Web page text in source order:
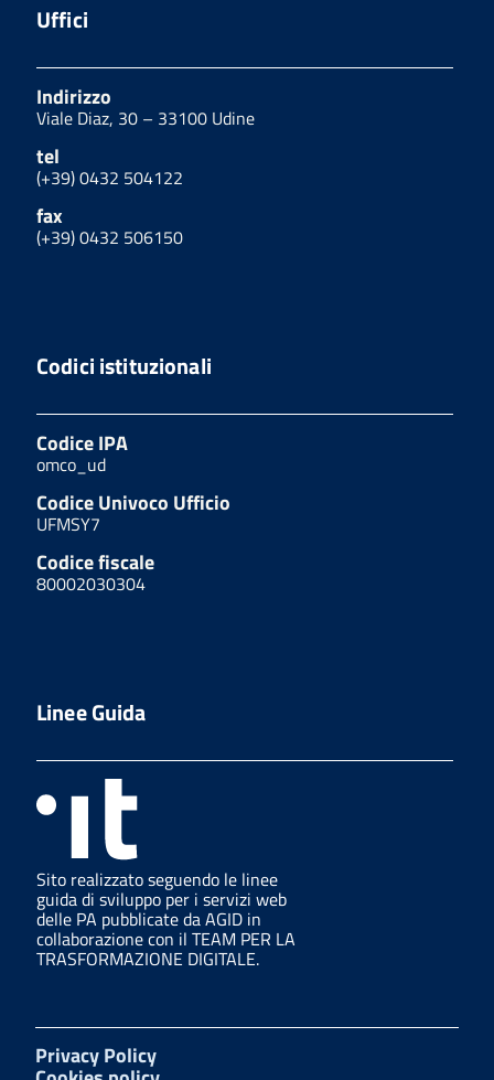
Uffici
Indirizzo
Viale Diaz, 30 – 33100 Udine
tel
(+39) 0432 504122
fax
(+39) 0432 506150
Codici istituzionali
Codice IPA
omco_ud
Codice Univoco Ufficio
UFMSY7
Codice fiscale
80002030304
Linee Guida
Sito realizzato seguendo le linee
guida di sviluppo per i servizi web
delle PA pubblicate da AGID in
collaborazione con il TEAM PER LA
TRASFORMAZIONE DIGITALE.
Privacy Policy